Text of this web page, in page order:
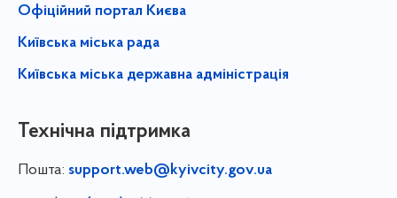
Офіційний портал Києва
Київська міська рада
Київська міська державна адміністрація
Технічна підтримка
Пошта: support.web@kyivcity.gov.ua